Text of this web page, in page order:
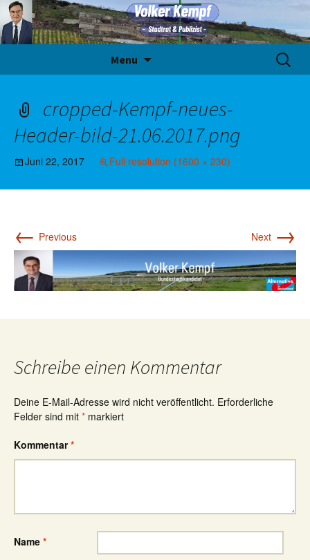
Menu
Suche
nach:
cropped-Kempf-neues-
Header-bild-21.06.2017.png
Juni 22, 2017 Full resolution (1600 × 230)
← Previous Next →
Schreibe einen Kommentar
Deine E-Mail-Adresse wird nicht veröffentlicht. Erforderliche
Felder sind mit * markiert
Kommentar*
Name *